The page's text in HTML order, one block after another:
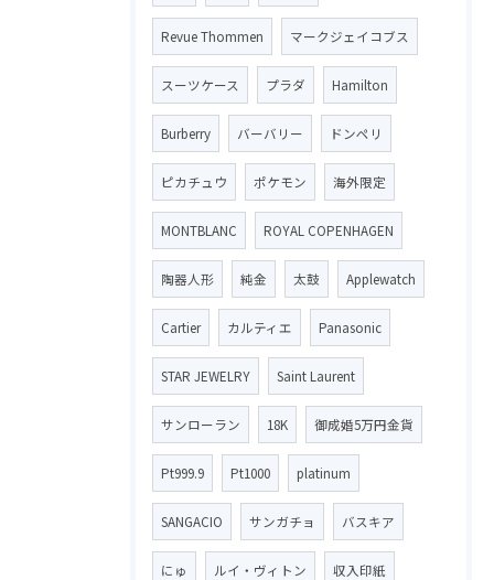
Revue Thommen マークジェイコブス
スーツケース プラダ Hamilton
Burberry バーバリー ドンペリ
ピカチュウ ポケモン 海外限定
MONTBLANC ROYAL COPENHAGEN
陶器人形 純金 太鼓 Applewatch
Cartier カルティエ Panasonic
STAR JEWELRY Saint Laurent
サンローラン 18K 御成婚5万円金貨
Pt999.9 Pt1000 platinum
SANGACIO サンガチョ バスキア
にゅ ルイ・ヴィトン 収入印紙